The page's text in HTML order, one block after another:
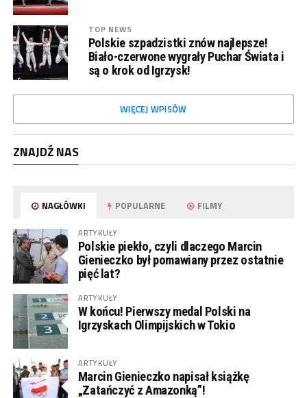
TOP NEWS
Polskie szpadzistki znów najlepsze!
Biało-czerwone wygrały Puchar Świata i
są o krok od Igrzysk!
WIĘCEJ WPISÓW
ZNAJDŹ NAS
NAGŁÓWKI POPULARNE FILMY
ARTYKUŁY
Polskie piekło, czyli dlaczego Marcin
Gienieczko był pomawiany przez ostatnie
pięć lat?
ARTYKUŁY
W końcu! Pierwszy medal Polski na
Igrzyskach Olimpijskich w Tokio
ARTYKUŁY
Marcin Gienieczko napisał książkę
„Zatańczyć z Amazonką”!